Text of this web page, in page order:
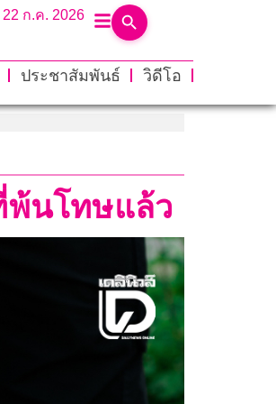
22 ก.ค. 2026
ประชาสัมพันธ์
วิดีโอ
พ้นโทษแล้ว